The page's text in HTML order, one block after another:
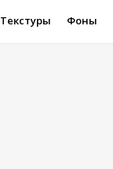
Текстуры Фоны